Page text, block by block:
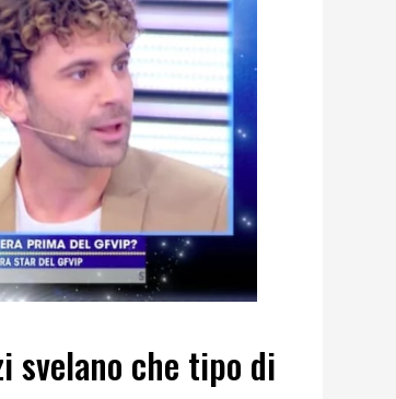
svelano che tipo di